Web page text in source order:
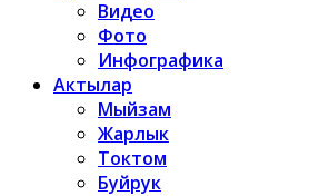
Видео
Фото
Инфографика
Актылар
Мыйзам
Жарлык
Токтом
Буйрук